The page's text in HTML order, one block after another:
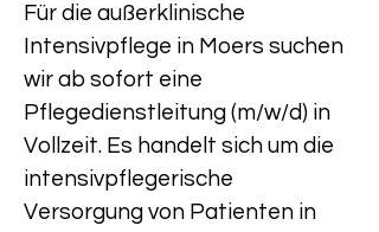
Für die außerklinische
Intensivpflege in Moers suchen
wir ab sofort eine
Pflegedienstleitung (m/w/d) in
Vollzeit. Es handelt sich um die
intensivpflegerische
Versorgung von Patienten in